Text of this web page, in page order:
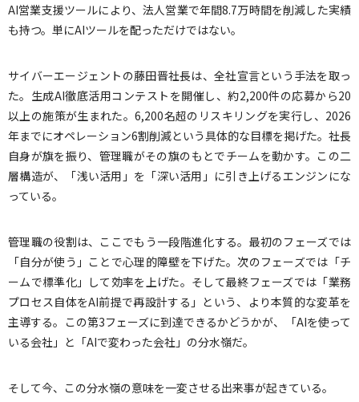
AI営業支援ツールにより、法人営業で年間8.7万時間を削減した実績
も持つ。単にAIツールを配っただけではない。
サイバーエージェントの藤田晋社長は、全社宣言という手法を取っ
た。生成AI徹底活用コンテストを開催し、約2,200件の応募から20
以上の施策が生まれた。6,200名超のリスキリングを実行し、2026
年までにオペレーション6割削減という具体的な目標を掲げた。社長
自身が旗を振り、管理職がその旗のもとでチームを動かす。この二
層構造が、「浅い活用」を「深い活用」に引き上げるエンジンにな
っている。
管理職の役割は、ここでもう一段階進化する。最初のフェーズでは
「自分が使う」ことで心理的障壁を下げた。次のフェーズでは「チ
ームで標準化」して効率を上げた。そして最終フェーズでは「業務
プロセス自体をAI前提で再設計する」という、より本質的な変革を
主導する。この第3フェーズに到達できるかどうかが、「AIを使って
いる会社」と「AIで変わった会社」の分水嶺だ。
そして今、この分水嶺の意味を一変させる出来事が起きている。